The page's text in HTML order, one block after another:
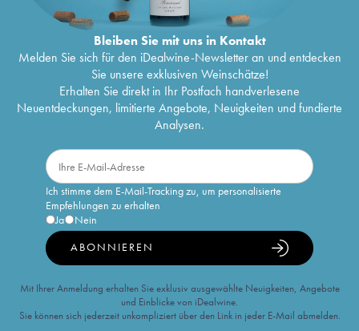
Bleiben Sie mit uns in Kontakt
Melden Sie sich für den iDealwine-Newsletter an und entdecken
Sie unsere exklusiven Weinschätze!
Erhalten Sie direkt in Ihr Postfach handverlesene
Neuentdeckungen, limitierte Angebote, Neuigkeiten und fundierte
Analysen.
Ich stimme dem E-Mail-Tracking zu, um personalisierte
Empfehlungen zu erhalten
Ja
Nein
ABONNIEREN
Mit Ihrer Anmeldung erhalten Sie exklusiv ausgewählte Neuigkeiten, Angebote
und Einblicke von iDealwine.
Sie können sich jederzeit unkompliziert über den Link in jeder E-Mail abmelden.